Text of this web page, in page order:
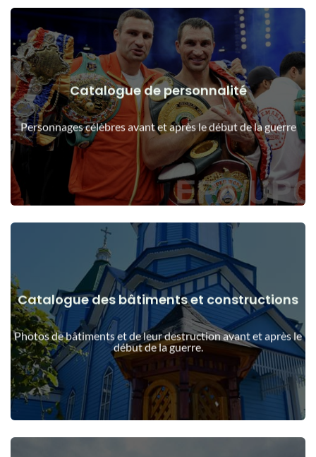
Catalogue de personnalité
Personnages célèbres avant et après le début de la guerre
Les gens avant et après le début de la guerre
Voir les détails
Catalogue des bâtiments et constructions
Photos de bâtiments et de leur destruction avant et après le
début de la guerre.
Bâtiments, structures, objets avant et après le début de la
guerre
Voir les détails